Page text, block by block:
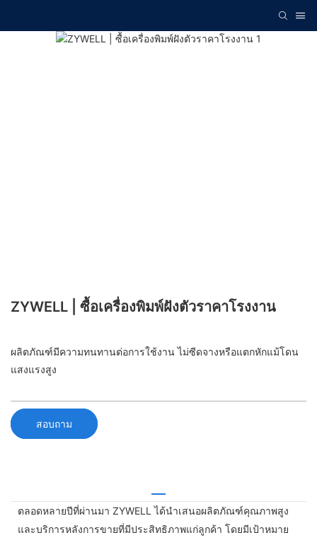
ZYWELL | ซื้อเครื่องพิมพ์ฝังตัวราคาโรงงาน
ผลิตภัณฑ์มีความทนทานต่อการใช้งาน ไม่ซีดจางหรือแตกหักแม้โดน
แสงแรงสูง
สอบถาม
ตลอดหลายปีที่ผ่านมา ZYWELL ได้นำเสนอผลิตภัณฑ์คุณภาพสูง
และบริการหลังการขายที่มีประสิทธิภาพแก่ลูกค้า โดยมีเป้าหมาย